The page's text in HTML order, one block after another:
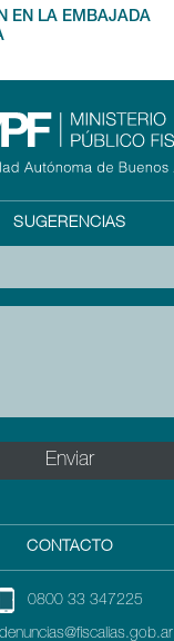
EN LA EMBAJADA
SUGERENCIAS
CONTACTO
0800 33 347225
denuncias@fiscalias.gob.ar